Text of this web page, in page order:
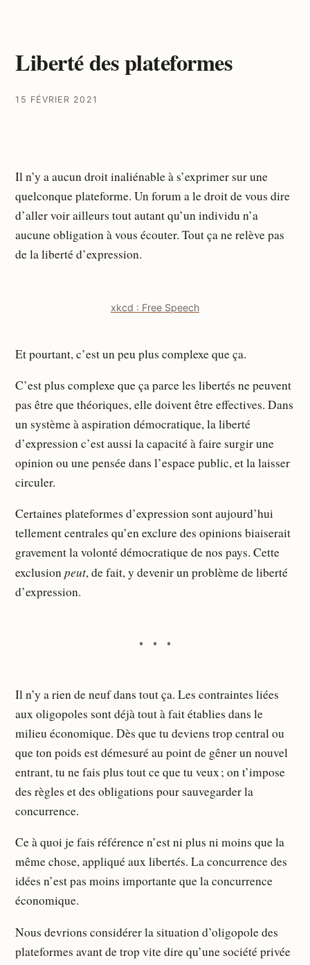
Liberté des plateformes
15 FÉVRIER 2021
Il n’y a aucun droit inaliénable à s’exprimer sur une
quelconque plateforme. Un forum a le droit de vous dire
d’aller voir ailleurs tout autant qu’un individu n’a
aucune obligation à vous écouter. Tout ça ne relève pas
de la liberté d’expression.
xkcd : Free Speech
Et pourtant, c’est un peu plus complexe que ça.
C’est plus complexe que ça parce les libertés ne peuvent
pas être que théoriques, elle doivent être effectives. Dans
un système à aspiration démocratique, la liberté
d’expression c’est aussi la capacité à faire surgir une
opinion ou une pensée dans l’espace public, et la laisser
circuler.
Certaines plateformes d’expression sont aujourd’hui
tellement centrales qu’en exclure des opinions biaiserait
gravement la volonté démocratique de nos pays. Cette
exclusionpeut, de fait, y devenir un problème de liberté
d’expression.
Il n’y a rien de neuf dans tout ça. Les contraintes liées
aux oligopoles sont déjà tout à fait établies dans le
milieu économique. Dès que tu deviens trop central ou
que ton poids est démesuré au point de gêner un nouvel
entrant, tu ne fais plus tout ce que tu veux ; on t’impose
des règles et des obligations pour sauvegarder la
concurrence.
Ce à quoi je fais référence n’est ni plus ni moins que la
même chose, appliqué aux libertés. La concurrence des
idées n’est pas moins importante que la concurrence
économique.
Nous devrions considérer la situation d’oligopole des
plateformes avant de trop vite dire qu’une société privée